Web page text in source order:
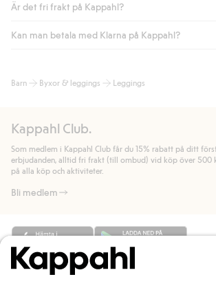
Är det fri frakt på Kappahl?
Är du medlem i Kappahl Club har du alltid
automatik efter du loggat in och identifierats
handlar för.
Läs mer
Kan man betala med Klarna på Kappahl?
bland annat faktura och swish men även andra
allmänna villkor.
Läs mer
Barn Byxor & leggings Leggings
Kappahl Club.
Som medlem i Kappahl Club får du 15% rabatt på ditt
erbjudanden, alltid fri frakt (till ombud) vid köp över 500
på alla köp och aktiviteter.
Bli medlem